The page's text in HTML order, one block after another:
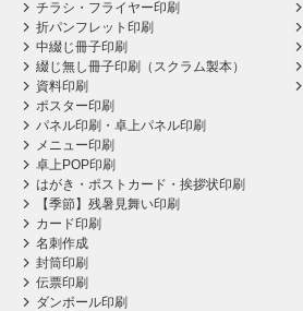
チラシ・フライヤー印刷
折パンフレット印刷
中綴じ冊子印刷
綴じ無し冊子印刷（スクラム製本）
資料印刷
ポスター印刷
パネル印刷・卓上パネル印刷
メニュー印刷
卓上POP印刷
はがき・ポストカード・挨拶状印刷
【季節】残暑見舞い印刷
カード印刷
名刺作成
封筒印刷
伝票印刷
ダンボール印刷